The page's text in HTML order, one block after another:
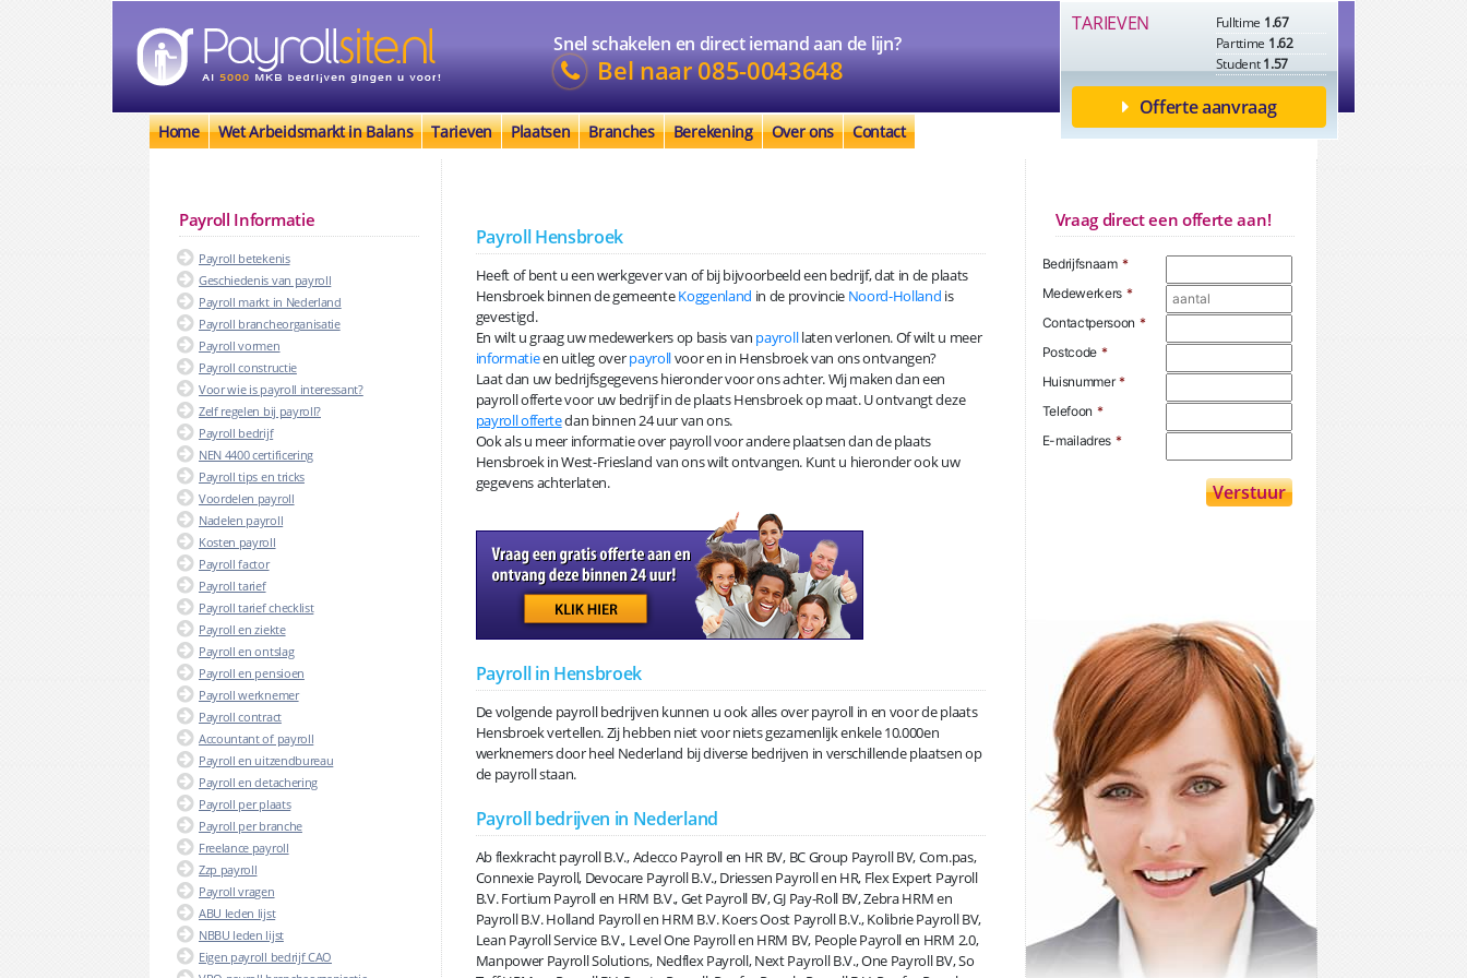
Snel schakelen en direct iemand aan de lijn?
Bel naar085-0043648
TARIEVEN Fulltime 1.67
Parttime 1.62
Student1.57
Offerte aanvraag
Home Wet Arbeidsmarkt in Balans Tarieven Plaatsen Branches Berekening Over ons Contact
Payroll Informatie
Payroll betekenis
Geschiedenis van payroll
Payroll markt in Nederland
Payroll brancheorganisatie
Payroll vormen
Payroll constructie
Voor wie is payroll interessant?
Zelf regelen bij payroll?
Payroll bedrijf
NEN 4400 certificering
Payroll tips en tricks
Voordelen payroll
Nadelen payroll
Kosten payroll
Payroll factor
Payroll tarief
Payroll tarief checklist
Payroll en ziekte
Payroll en ontslag
Payroll en pensioen
Payroll werknemer
Payroll contract
Accountant of payroll
Payroll en uitzendbureau
Payroll en detachering
Payroll per plaats
Payroll per branche
Freelance payroll
Zzp payroll
Payroll vragen
ABU leden lijst
NBBU leden lijst
Eigen payroll bedrijf CAO
Payroll Hensbroek
Heeft of bent u een werkgever van of bij bijvoorbeeld een bedrijf, dat in de plaats
Hensbroek binnen de gemeenteKoggenland in de provincie Noord-Holland is
gevestigd.
En wilt u graag uw medewerkers op basis van payrolllaten verlonen. Of wilt u meer
informatieen uitleg overpayrollvoor en in Hensbroek van ons ontvangen?
Laat dan uw bedrijfsgegevens hieronder voor ons achter. Wij maken dan een
payroll offerte voor uw bedrijf in de plaats Hensbroek op maat. U ontvangt deze
payroll offertedan binnen 24 uur van ons.
Ook als u meer informatie over payroll voor andere plaatsen dan de plaats
Hensbroek in West-Friesland van ons wilt ontvangen. Kunt u hieronder ook uw
gegevens achterlaten.
Payroll in Hensbroek
De volgende payroll bedrijven kunnen u ook alles over payroll in en voor de plaats
Hensbroek vertellen. Zij hebben niet voor niets gezamenlijk enkele 10.000en
werknemers door heel Nederland bij diverse bedrijven in verschillende plaatsen op
de payroll staan.
Payroll bedrijven in Nederland
Ab flexkracht payroll B.V., Adecco Payroll en HR BV, BC Group Payroll BV, Com.pas,
Connexie Payroll, Devocare Payroll B.V., Driessen Payroll en HR, Flex Expert Payroll
B.V. Fortium Payroll en HRM B.V., Get Payroll BV, GJ Pay-Roll BV, Zebra HRM en
Payroll B.V. Holland Payroll en HRM B.V. Koers Oost Payroll B.V., Kolibrie Payroll BV,
Lean Payroll Service B.V., Level One Payroll en HRM BV, People Payroll en HRM 2.0,
Manpower Payroll Solutions, Nedflex Payroll, Next Payroll B.V., One Payroll BV, So
Vraag direct een offerte aan!
Bedrijfsnaam *
Medewerkers *
Contactpersoon *
Postcode *
Huisnummer *
Telefoon *
E-mailadres *